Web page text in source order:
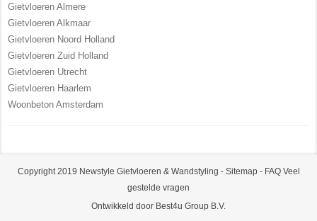
Gietvloeren Almere
Gietvloeren Alkmaar
Gietvloeren Noord Holland
Gietvloeren Zuid Holland
Gietvloeren Utrecht
Gietvloeren Haarlem
Woonbeton Amsterdam
Copyright 2019 Newstyle Gietvloeren & Wandstyling - Sitemap- FAQ Veel
gestelde vragen
Ontwikkeld door Best4u Group B.V.